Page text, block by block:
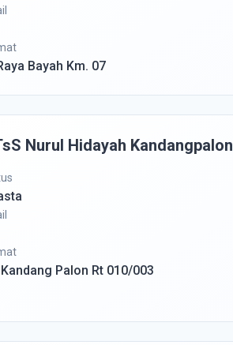
Bayah Km. 07
Nurul Hidayah Kandangpalon
Palon Rt 010/003